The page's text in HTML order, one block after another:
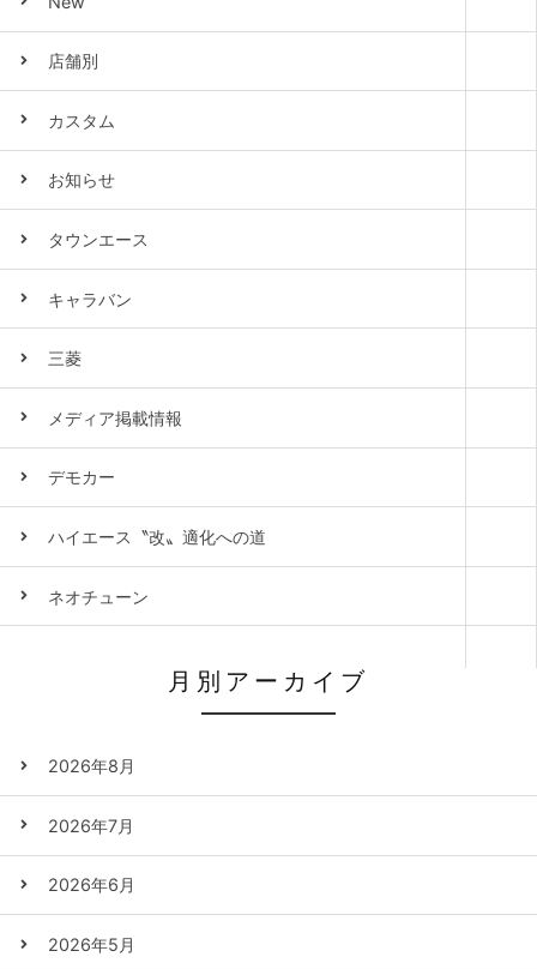
店舗別
カスタム
お知らせ
タウンエース
キャラバン
三菱
メディア掲載情報
デモカー
ハイエース〝改〟適化への道
ネオチューン
月別アーカイブ
2026年8月
2026年7月
2026年6月
2026年5月